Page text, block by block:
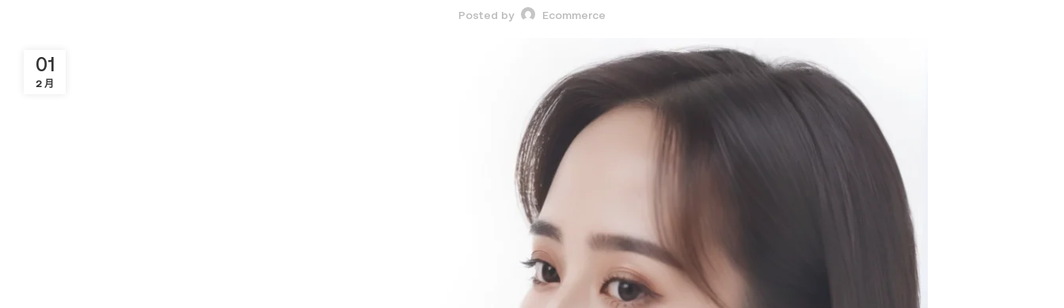
Posted by Ecommerce
01
2 月